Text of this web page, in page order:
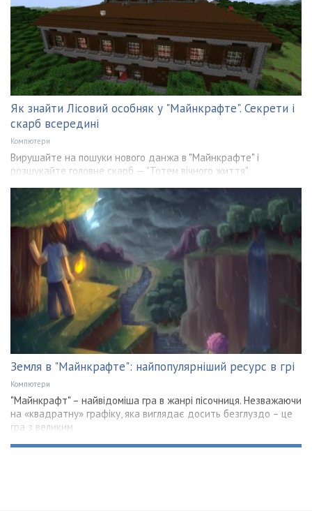
Як знайти Лісовий особняк у "Майнкрафте". Секрети і
скарб всередині
Компютери
Вирушайте на пошуки нового данжа в "Майнкрафте" і
розшукайте головне скарб — "Тотем вічного життя".
Земля в "Майнкрафте": найпопулярніший ресурс в грі
Компютери
"Майнкрафт" – найвідоміша гра в жанрі пісочниця. Незважаючи
на «квадратну» графіку, яка виглядає досить безглуздо – це
гра з великим